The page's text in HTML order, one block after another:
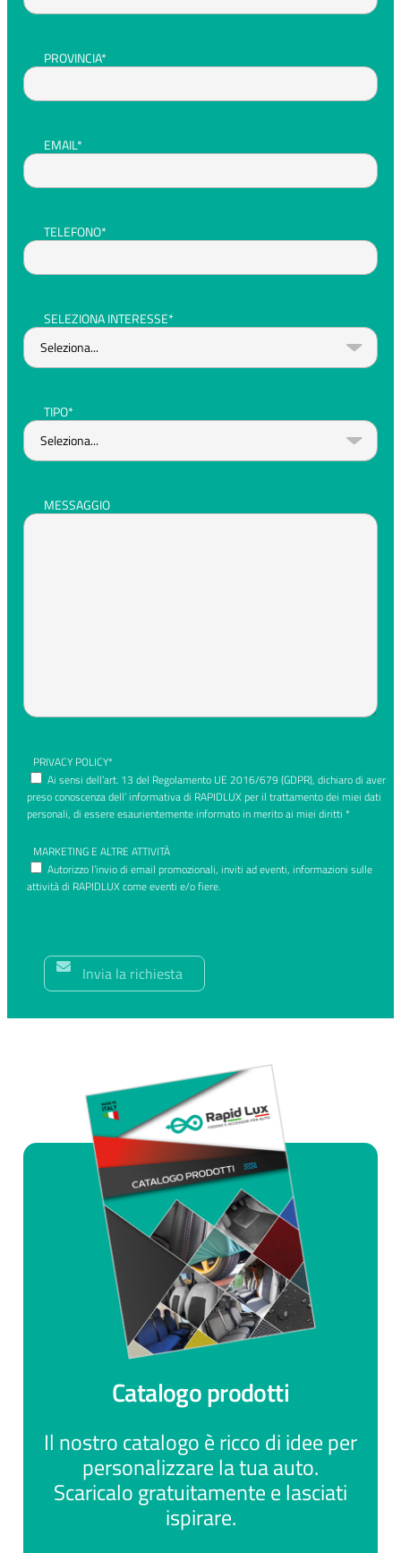
PROVINCIA*
EMAIL*
TELEFONO*
SELEZIONA INTERESSE*
TIPO*
MESSAGGIO
PRIVACY POLICY*
Ai sensi dell’art. 13 del Regolamento UE 2016/679 (GDPR), dichiaro di aver
preso conoscenza dell’ informativa di RAPIDLUX per il trattamento dei miei dati
personali, di essere esaurientemente informato in merito ai miei diritti *
MARKETING E ALTRE ATTIVITÀ
Autorizzo l’invio di email promozionali, inviti ad eventi, informazioni sulle
attività di RAPIDLUX come eventi e/o fiere.
Catalogo prodotti
Il nostro catalogo è ricco di idee per
personalizzare la tua auto.
Scaricalo gratuitamente e lasciati
ispirare.